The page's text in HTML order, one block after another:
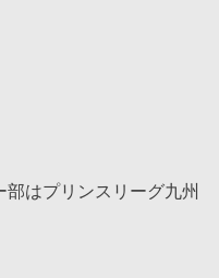
はプリンスリーグ九州